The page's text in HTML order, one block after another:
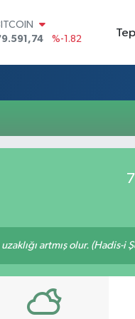
%-1.82
%0.02
artmış olur. (Hadis-i